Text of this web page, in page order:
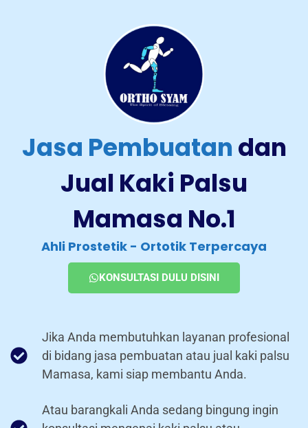
Jasa Pembuatan dan
Jual Kaki Palsu
Mamasa No.1
Ahli Prostetik - Ortotik Terpercaya
KONSULTASI DULU DISINI
Jika Anda membutuhkan layanan profesional
di bidang jasa pembuatan atau jual kaki palsu
Mamasa, kami siap membantu Anda.
Atau barangkali Anda sedang bingung ingin